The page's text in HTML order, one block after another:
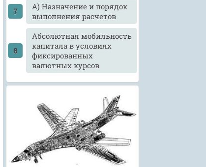
А) Назначение и порядок
выполнения расчетов
Абсолютная мобильность
капитала в условиях
фиксированных
валютных курсов